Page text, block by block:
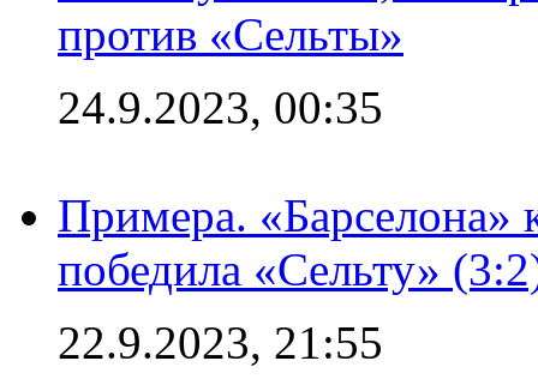
против «Сельты»
24.9.2023, 00:35
Примера. «Барселона»
победила «Сельту»
22.9.2023, 21:55